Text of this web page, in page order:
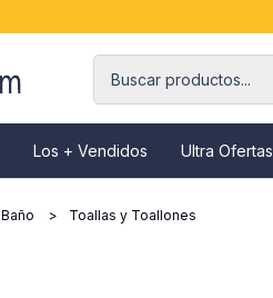
Los + Vendidos Ultra Ofertas
Baño Toallas y Toallones